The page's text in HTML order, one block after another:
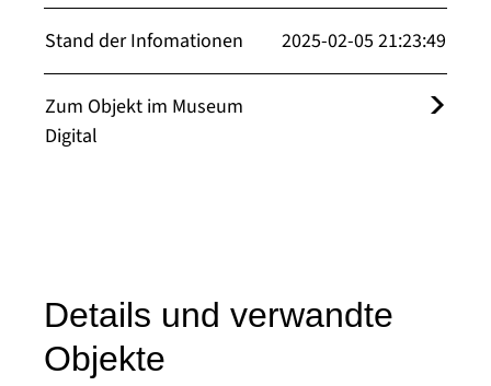
Stand der Infomationen 2025-02-05 21:23:49
Zum Objekt im Museum
Digital
Details und verwandte
Objekte